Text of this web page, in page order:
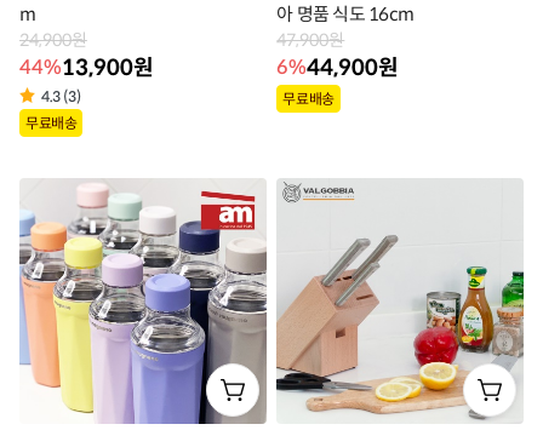
m
24,900원
44%13,900원
4.3 (3)
상
벨
무료배송
아 명품 식도 16cm
47,900원
6%44,900원
상
라
벨
무료배송